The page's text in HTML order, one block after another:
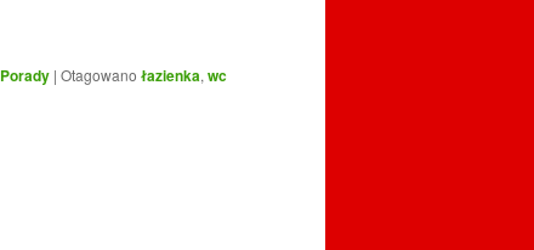
Porady | Otagowano łazienka, wc